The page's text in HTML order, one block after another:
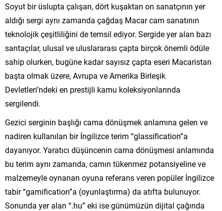
Soyut bir üslupta çalışan, dört kuşaktan on sanatçının yer
aldığı sergi aynı zamanda çağdaş Macar cam sanatının
teknolojik çeşitliliğini de temsil ediyor. Sergide yer alan bazı
santaçılar, ulusal ve uluslararası çapta birçok önemli ödüle
sahip olurken, bugüne kadar sayısız çapta eseri Macaristan
başta olmak üzere, Avrupa ve Amerika Birleşik
Devletleri’ndeki en prestijli kamu koleksiyonlarında
sergilendi.
Gezici serginin başlığı cama dönüşmek anlamına gelen ve
nadiren kullanılan bir İngilizce terim “glassification”a
dayanıyor. Yaratıcı düşüncenin cama dönüşmesi anlamında
bu terim aynı zamanda, camın tükenmez potansiyeline ve
malzemeyle oynanan oyuna referans veren popüler İngilizce
tabir “gamification”a (oyunlaştırma) da atıfta bulunuyor.
Sonunda yer alan “.hu” eki ise günümüzün dijital çağında